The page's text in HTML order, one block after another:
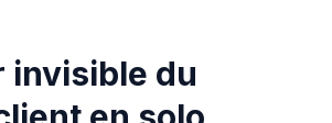
invisible du